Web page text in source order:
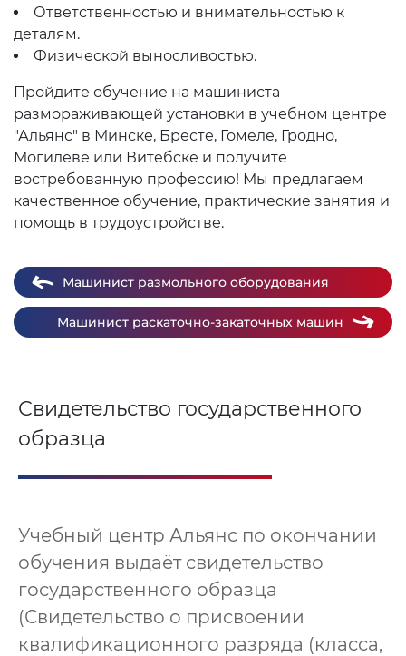
Ответственностью и внимательностью к
деталям.
Физической выносливостью.
Пройдите обучение на машиниста
размораживающей установки в учебном центре
"Альянс" в Минске, Бресте, Гомеле, Гродно,
Могилеве или Витебске и получите
востребованную профессию! Мы предлагаем
качественное обучение, практические занятия и
помощь в трудоустройстве.
Машинист размольного оборудования
Машинист раскаточно-закаточных машин
Свидетельство государственного
образца
Учебный центр Альянс по окончании
обучения выдаёт свидетельство
государственного образца
(Свидетельство о присвоении
квалификационного разряда (класса,